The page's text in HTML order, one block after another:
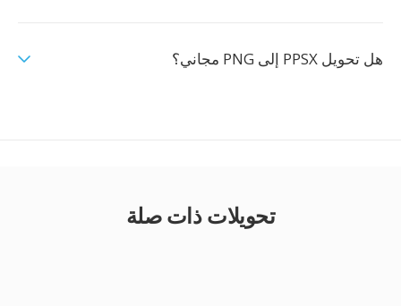
هل تحويل PPSX إلى PNG مجاني؟
تحويلات ذات صلة